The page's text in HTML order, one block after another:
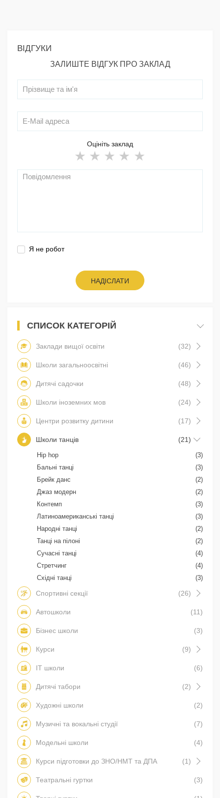
ВІДГУКИ
ЗАЛИШТЕ ВІДГУК ПРО ЗАКЛАД
Оцініть заклад
Я не робот
НАДІСЛАТИ
СПИСОК КАТЕГОРІЙ
Заклади вищої освіти (32)
Школи загальноосвітні (46)
Дитячі садочки (48)
Школи іноземних мов (24)
Центри розвитку дитини (17)
Школи танців (21)
Hip hop
(3)
Бальні танці
(3)
Брейк данс
(2)
Джаз модерн
(2)
Контемп
(3)
Латиноамериканські танці
(3)
Народні танці
(2)
Танці на пілоні
(2)
Сучасні танці
(4)
Стретчинг
(4)
Східні танці
(3)
Спортивні секції (26)
Автошколи (11)
Бізнес школи (3)
Курси (9)
IT школи (6)
Дитячі табори (2)
Художні школи (2)
Музичні та вокальні студії (7)
Модельні школи (4)
Курси підготовки до ЗНО/НМТ та ДПА (1)
Театральні гуртки (3)